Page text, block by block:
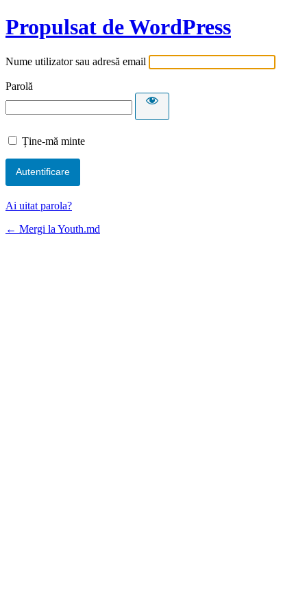
Propulsat de WordPress
Nume utilizator sau adresă email
Parolă
Ține-mă minte
Ai uitat parola?
← Mergi la Youth.md